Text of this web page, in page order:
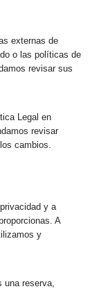
externas de
o las políticas de
revisar sus
Legal en
revisar
cambios.
y a
A
y
una reserva,